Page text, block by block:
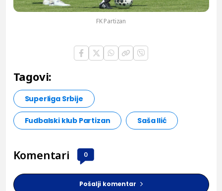
FK Partizan
Tagovi:
Superliga Srbije
Fudbalski klub Partizan Saša Ilić
Komentari 0
Pošalji komentar